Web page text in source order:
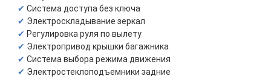
Система доступа без ключа
Электроскладывание зеркал
Регулировка руля по вылету
Электропривод крышки багажника
Система выбора режима движения
Электростеклоподъемники задние